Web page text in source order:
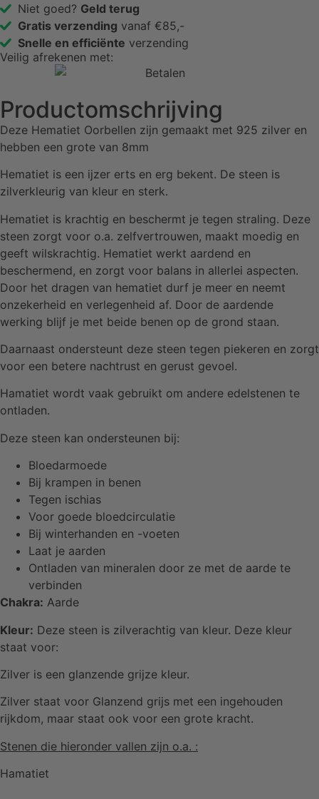
Niet goed? Geld terug
Gratis verzending vanaf €85,-
Snelle en efficiënte verzending
Veilig afrekenen met:
Productomschrijving
Deze Hematiet Oorbellen zijn gemaakt met 925 zilver en
hebben een grote van 8mm
Hematiet is een ijzer erts en erg bekent. De steen is
zilverkleurig van kleur en sterk.
Hematiet is krachtig en beschermt je tegen straling. Deze
steen zorgt voor o.a. zelfvertrouwen, maakt moedig en
geeft wilskrachtig. Hematiet werkt aardend en
beschermend, en zorgt voor balans in allerlei aspecten.
Door het dragen van hematiet durf je meer en neemt
onzekerheid en verlegenheid af. Door de aardende
werking blijf je met beide benen op de grond staan.
Daarnaast ondersteunt deze steen tegen piekeren en zorgt
voor een betere nachtrust en gerust gevoel.
Hamatiet wordt vaak gebruikt om andere edelstenen te
ontladen.
Deze steen kan ondersteunen bij:
Bloedarmoede
Bij krampen in benen
Tegen ischias
Voor goede bloedcirculatie
Bij winterhanden en -voeten
Laat je aarden
Ontladen van mineralen door ze met de aarde te
verbinden
Chakra: Aarde
Kleur: Deze steen is zilverachtig van kleur. Deze kleur
staat voor:
Zilver is een glanzende grijze kleur.
Zilver staat voor Glanzend grijs met een ingehouden
rijkdom, maar staat ook voor een grote kracht.
Stenen die hieronder vallen zijn o.a. :
Hamatiet